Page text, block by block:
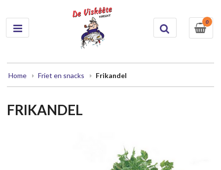
0
Home Friet en snacks Frikandel
FRIKANDEL